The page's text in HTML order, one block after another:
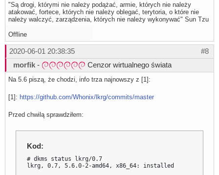
"Są drogi, którymi nie należy podążać, armie, których nie należy
atakować, fortece, których nie należy oblegać, terytoria, o które nie
należy walczyć, zarządzenia, których nie należy wykonywać" Sun Tzu
Offline
#8
2020-06-01 20:38:35
morfik - Cenzor wirtualnego świata
Na 5.6 piszą, że chodzi, info trza najnowszy z [1]:
[1]: https://github.com/Whonix/lkrg/commits/master
Przed chwilą sprawdziłem:
Kod:
# dkms status lkrg/0.7
lkrg, 0.7, 5.6.0-2-amd64, x86_64: installed